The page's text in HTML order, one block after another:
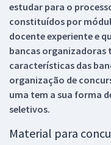
estudar para o
constituídos por
docente experiente e
bancas organizadoras
características das
organização de
uma tem a sua forma
seletivos.
Material para